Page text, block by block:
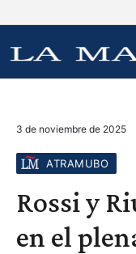
3 de noviembre de 2025
ATRAMUBO
Rossi y
en el